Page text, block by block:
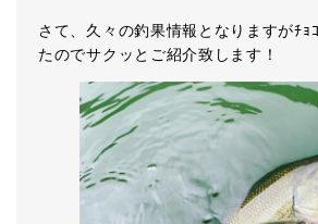
さて、久々の釣果情報となりますがﾁｮ
たのでサクッとご紹介致します！